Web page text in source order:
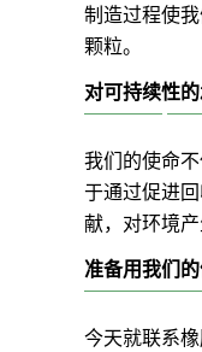
制造过程使
颗粒。
对可持续性
我们的使命
于通过促进
献，对环境产
准备用我们
今天就联系